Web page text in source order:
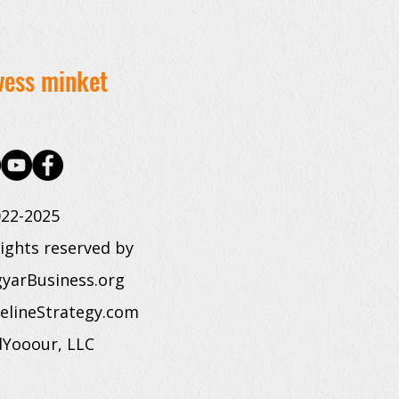
minket
2025
reserved by
LLC